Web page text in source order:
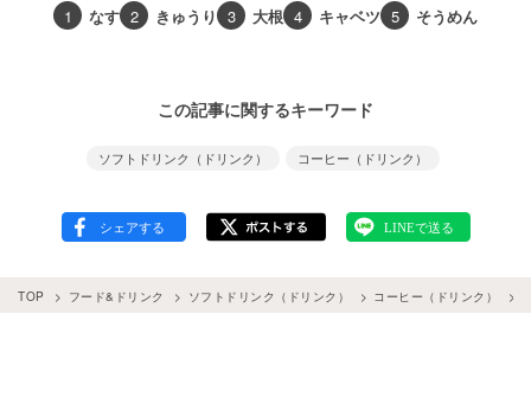
1 なす 2 きゅうり 3 大根 4 キャベツ 5 そうめん
この記事に関するキーワード
ソフトドリンク（ドリンク） コーヒー（ドリンク）
TOP フード&ドリンク ソフトドリンク（ドリンク） コーヒー（ドリンク）